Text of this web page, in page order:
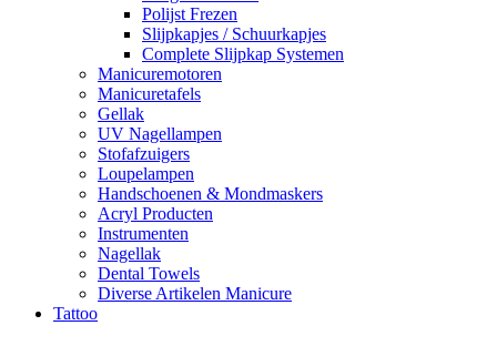
Polijst Frezen
Slijpkapjes / Schuurkapjes
Complete Slijpkap Systemen
Manicuremotoren
Manicuretafels
Gellak
UV Nagellampen
Stofafzuigers
Loupelampen
Handschoenen & Mondmaskers
Acryl Producten
Instrumenten
Nagellak
Dental Towels
Diverse Artikelen Manicure
Tattoo